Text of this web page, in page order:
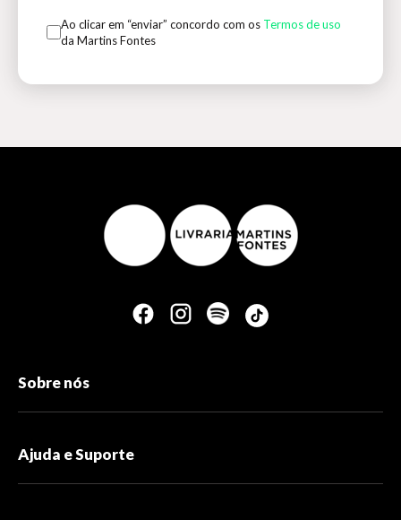
Ao clicar em “enviar” concordo com os Termos de uso
da Martins Fontes
Sobre nós
Ajuda e Suporte